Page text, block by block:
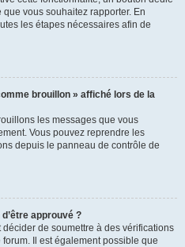
vous souhaitez rapporter. En
les étapes nécessaires afin de
brouillon » affiché lors de la
les messages que vous
Vous pouvez reprendre les
depuis le panneau de contrôle de
approuvé ?
de soumettre à des vérifications
Il est également possible que